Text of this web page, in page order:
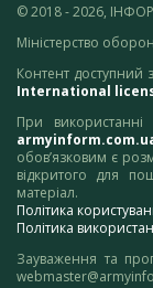
© 2018 - 2026,
Міністерство
Контент доступний
International
При
обов’язковим є
відкритого для
матеріал.
Політика
Політика
Зауваження та